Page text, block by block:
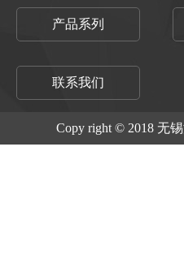
产品系列
联系我们
Copy right © 2018